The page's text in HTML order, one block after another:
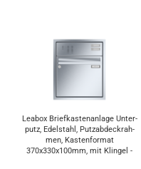
Lea­box Brief­kas­ten­an­la­ge Un­ter­
putz, Edel­stahl, Putz­ab­deck­rah­
men, Kas­ten­for­mat
370x330x100mm, mit Klin­gel -